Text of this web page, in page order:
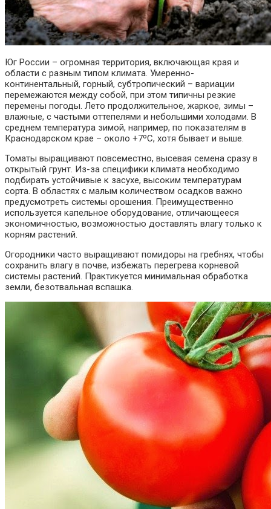
Юг России – огромная территория, включающая края и
области с разным типом климата. Умеренно-
континентальный, горный, субтропический – вариации
перемежаются между собой, при этом типичны резкие
перемены погоды. Лето продолжительное, жаркое, зимы –
влажные, с частыми оттепелями и небольшими холодами. В
среднем температура зимой, например, по показателям в
Краснодарском крае – около +7ºC, хотя бывает и выше.
Томаты выращивают повсеместно, высевая семена сразу в
открытый грунт. Из-за специфики климата необходимо
подбирать устойчивые к засухе, высоким температурам
сорта. В областях с малым количеством осадков важно
предусмотреть системы орошения. Преимущественно
используется капельное оборудование, отличающееся
экономичностью, возможностью доставлять влагу только к
корням растений.
Огородники часто выращивают помидоры на гребнях, чтобы
сохранить влагу в почве, избежать перегрева корневой
системы растений. Практикуется минимальная обработка
земли, безотвальная вспашка.